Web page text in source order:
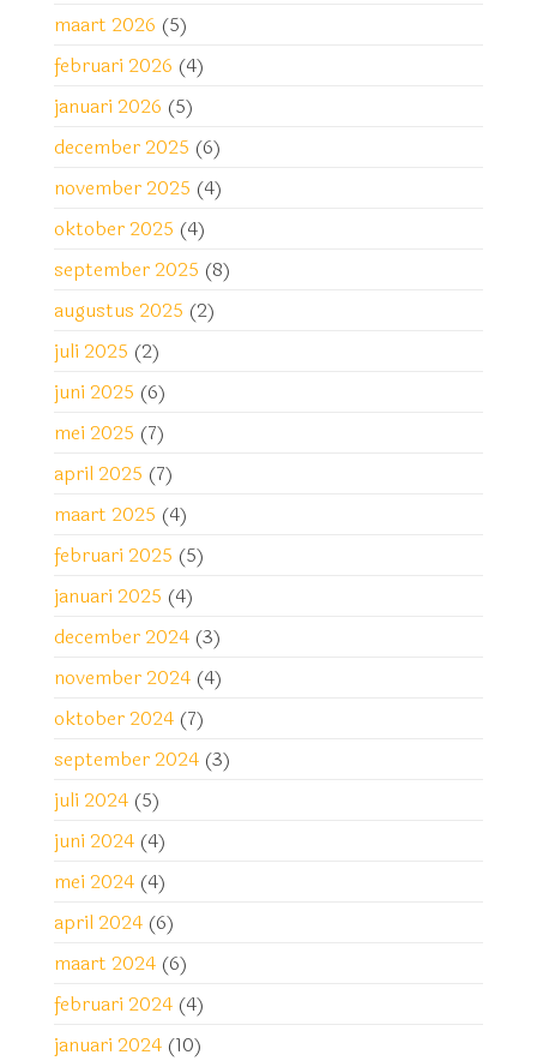
maart 2026 (5)
februari 2026 (4)
januari 2026 (5)
december 2025 (6)
november 2025 (4)
oktober 2025 (4)
september 2025 (8)
augustus 2025 (2)
juli 2025 (2)
juni 2025 (6)
mei 2025 (7)
april 2025 (7)
maart 2025 (4)
februari 2025 (5)
januari 2025 (4)
december 2024 (3)
november 2024 (4)
oktober 2024 (7)
september 2024 (3)
juli 2024 (5)
juni 2024 (4)
mei 2024 (4)
april 2024 (6)
maart 2024 (6)
februari 2024 (4)
januari 2024 (10)